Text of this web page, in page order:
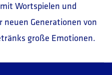
Wortspielen und
neuen Generationen von
große Emotionen.